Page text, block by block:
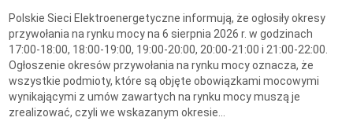
Polskie Sieci Elektroenergetyczne informują, że ogłosiły okresy
przywołania na rynku mocy na 6 sierpnia 2026 r. w godzinach
17:00-18:00, 18:00-19:00, 19:00-20:00, 20:00-21:00 i 21:00-22:00.
Ogłoszenie okresów przywołania na rynku mocy oznacza, że
wszystkie podmioty, które są objęte obowiązkami mocowymi
wynikającymi z umów zawartych na rynku mocy muszą je
zrealizować, czyli we wskazanym okresie...